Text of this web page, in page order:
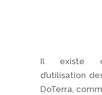
Il existe
d’utilisation
DoTerra,